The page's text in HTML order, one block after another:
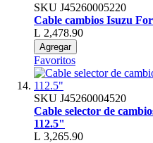
SKU J45260005220
Cable cambios Isuzu
L 2,478.90
Agregar
Favoritos
SKU J45260004520
Cable selector de
112.5"
L 3,265.90